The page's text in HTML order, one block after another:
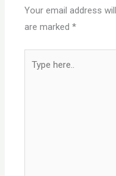
Your email address
are marked*
here..